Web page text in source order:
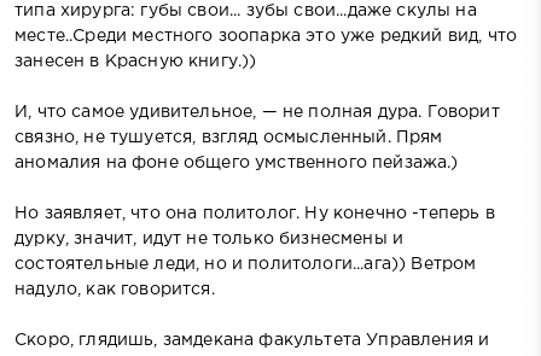
типа хирурга: губы свои... зубы свои...даже скулы на
месте..Среди местного зоопарка это уже редкий вид, что
занесен в Красную книгу.))
И, что самое удивительное, — не полная дура. Говорит
связно, не тушуется, взгляд осмысленный. Прям
аномалия на фоне общего умственного пейзажа.)
Но заявляет, что она политолог. Ну конечно -теперь в
дурку, значит, идут не только бизнесмены и
состоятельные леди, но и политологи...ага)) Ветром
надуло, как говорится.
Скоро, глядишь, замдекана факультета Управления и